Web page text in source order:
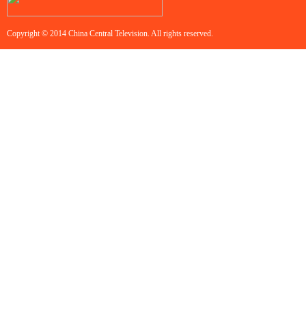
Copyright © 2014 China Central Television. All rights reserved.